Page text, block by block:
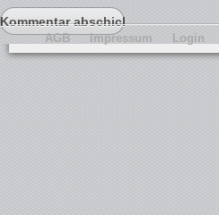
AGB Impressum Login